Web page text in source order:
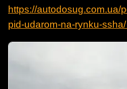
https://autodosug.com.ua/
pid-udarom-na-rynku-ssha/